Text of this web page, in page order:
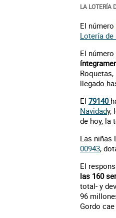
LA LOTERÍA
El número
Lotería de
El
llegado
El 79140
Navidady,
de hoy, la
Las niñas
00943,
El
las 160
total- y
96
Gordo